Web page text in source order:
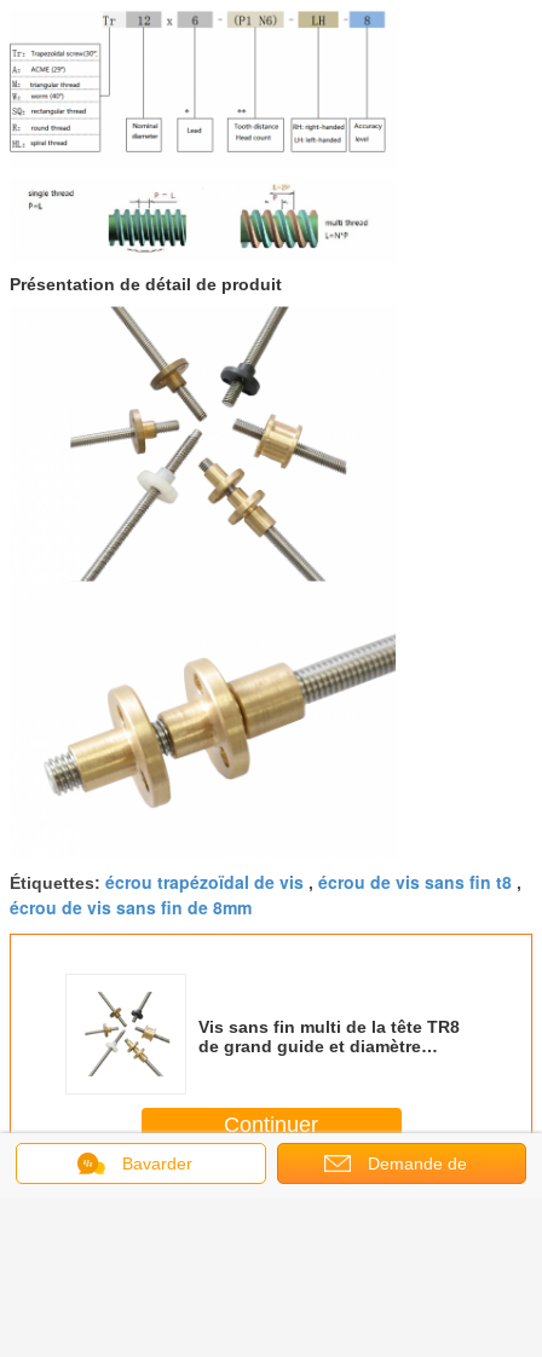
Présentation de détail de produit
Étiquettes: écrou trapézoïdal de vis , écrou de vis sans fin t8 ,
écrou de vis sans fin de 8mm
Vis sans fin multi de la tête TR8
de grand guide et diamètre
Continuer
Vis sans fin et écrou
Bavarder Demande de